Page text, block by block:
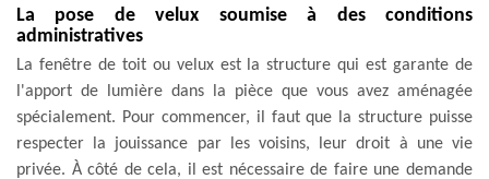
La pose de velux soumise à des conditions
administratives
La fenêtre de toit ou velux est la structure qui est garante de
l'apport de lumière dans la pièce que vous avez aménagée
spécialement. Pour commencer, il faut que la structure puisse
respecter la jouissance par les voisins, leur droit à une vie
privée. À côté de cela, il est nécessaire de faire une demande